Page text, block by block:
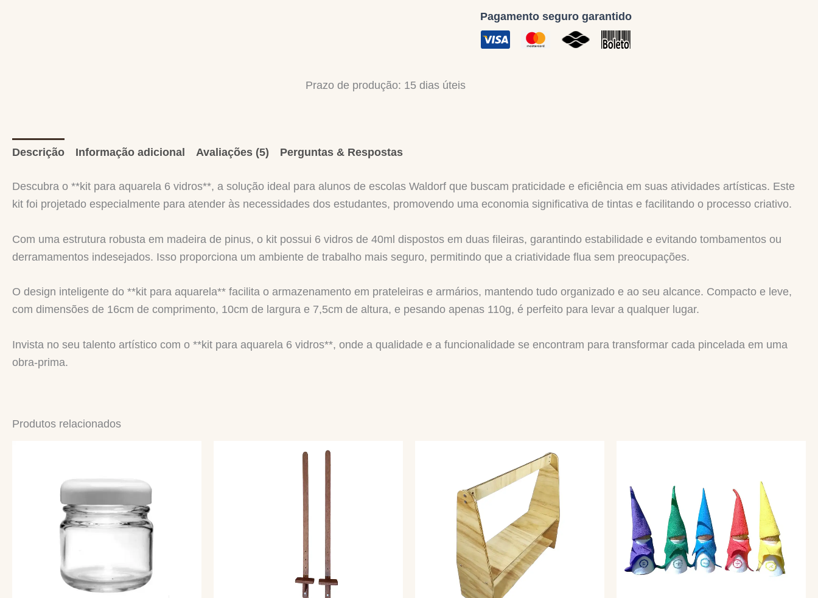
Pagamento seguro garantido
Prazo de produção: 15 dias úteis
Descrição Informação adicional Avaliações (5) Perguntas & Respostas
Descubra o **kit para aquarela 6 vidros**, a solução ideal para alunos de escolas Waldorf que buscam praticidade e eficiência em suas atividades artísticas. Este
kit foi projetado especialmente para atender às necessidades dos estudantes, promovendo uma economia significativa de tintas e facilitando o processo criativo.
Com uma estrutura robusta em madeira de pinus, o kit possui 6 vidros de 40ml dispostos em duas fileiras, garantindo estabilidade e evitando tombamentos ou
derramamentos indesejados. Isso proporciona um ambiente de trabalho mais seguro, permitindo que a criatividade flua sem preocupações.
O design inteligente do **kit para aquarela** facilita o armazenamento em prateleiras e armários, mantendo tudo organizado e ao seu alcance. Compacto e leve,
com dimensões de 16cm de comprimento, 10cm de largura e 7,5cm de altura, e pesando apenas 110g, é perfeito para levar a qualquer lugar.
Invista no seu talento artístico com o **kit para aquarela 6 vidros**, onde a qualidade e a funcionalidade se encontram para transformar cada pincelada em uma
obra-prima.
Produtos relacionados